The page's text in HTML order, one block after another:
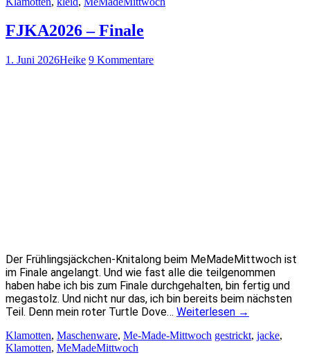
FJKA2026 – Finale
1. Juni 2026Heike 9 Kommentare
Der Frühlingsjäckchen-Knitalong beim MeMadeMittwoch ist
im Finale angelangt. Und wie fast alle die teilgenommen
haben habe ich bis zum Finale durchgehalten, bin fertig und
megastolz. Und nicht nur das, ich bin bereits beim nächsten
Teil. Denn mein roter Turtle Dove… Weiterlesen →
Klamotten, Maschenware, Me-Made-Mittwoch gestrickt, jacke,
Klamotten, MeMadeMittwoch